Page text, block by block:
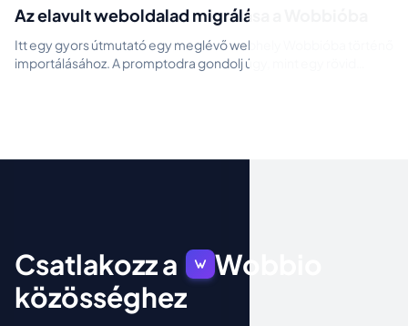
Az elavult weboldalad migrálása a Wobbióba
Itt egy gyors útmutató egy meglévő webhely Wobbióba történő
importálásához. A promptodra gondolj úgy, mint egy rövid
Csatlakozz a
Wobbio
közösséghez